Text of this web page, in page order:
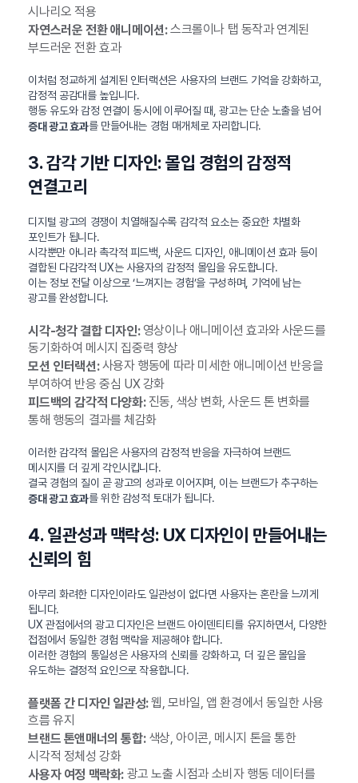
시나리오 적용
자연스러운 전환 애니메이션:스크롤이나 탭 동작과 연계된
부드러운 전환 효과
이처럼 정교하게 설계된 인터랙션은 사용자의 브랜드 기억을 강화하고,
감정적 공감대를 높입니다.
행동 유도와 감정 연결이 동시에 이루어질 때, 광고는 단순 노출을 넘어
증대 광고 효과를 만들어내는 경험 매개체로 자리합니다.
3. 감각 기반 디자인: 몰입 경험의 감정적
연결고리
디지털 광고의 경쟁이 치열해질수록 감각적 요소는 중요한 차별화
포인트가 됩니다.
시각뿐만 아니라 촉각적 피드백, 사운드 디자인, 애니메이션 효과 등이
결합된 다감각적 UX는 사용자의 감정적 몰입을 유도합니다.
이는 정보 전달 이상으로 ‘느껴지는 경험’을 구성하며, 기억에 남는
광고를 완성합니다.
시각-청각 결합 디자인:영상이나 애니메이션 효과와 사운드를
동기화하여 메시지 집중력 향상
모션 인터랙션:사용자 행동에 따라 미세한 애니메이션 반응을
부여하여 반응 중심 UX 강화
피드백의 감각적 다양화:진동, 색상 변화, 사운드 톤 변화를
통해 행동의 결과를 체감화
이러한 감각적 몰입은 사용자의 감정적 반응을 자극하여 브랜드
메시지를 더 깊게 각인시킵니다.
결국 경험의 질이 곧 광고의 성과로 이어지며, 이는 브랜드가 추구하는
증대 광고 효과를 위한 감성적 토대가 됩니다.
4. 일관성과 맥락성: UX 디자인이 만들어내는
신뢰의 힘
아무리 화려한 디자인이라도 일관성이 없다면 사용자는 혼란을 느끼게
됩니다.
UX 관점에서의 광고 디자인은 브랜드 아이덴티티를 유지하면서, 다양한
접점에서 동일한 경험 맥락을 제공해야 합니다.
이러한 경험의 통일성은 사용자의 신뢰를 강화하고, 더 깊은 몰입을
유도하는 결정적 요인으로 작용합니다.
플랫폼 간 디자인 일관성:웹, 모바일, 앱 환경에서 동일한 사용
흐름 유지
브랜드 톤앤매너의 통합:색상, 아이콘, 메시지 톤을 통한
시각적 정체성 강화
사용자 여정 맥락화:광고 노출 시점과 소비자 행동 데이터를